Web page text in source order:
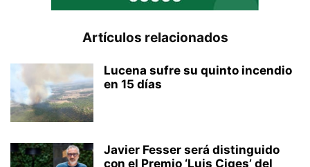
Artículos relacionados
Lucena sufre su quinto incendio
en 15 días
Javier Fesser será distinguido
con el Premio ‘Luis Ciges’ del